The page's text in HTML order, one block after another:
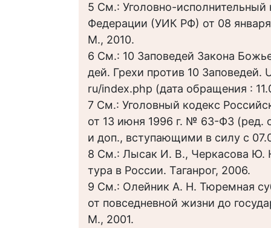
5 См.: Уголовно-исполнительный
Федерации (УИК РФ) от 08
М., 2010.
6 См.: 10 Заповедей Закона
дей. Грехи против 10 Заповедей.
ru/index.php (дата обращения :
7 См.: Уголовный кодекс
от 13 июня 1996 г. № 63-ФЗ (ред.
и доп., вступающими в силу с
8 См.: Лысак И. В., Черкасова Ю.
тура в России. Таганрог, 2006.
9 См.: Олейник А. Н. Тюремная
от повседневной жизни до
М., 2001.